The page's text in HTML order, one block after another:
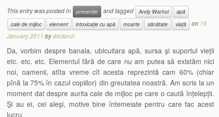
This entry was posted in prevenție and tagged Andy Warhol
apă
cale de mijloc
element intoxicație cu apă moarte sănătate viață on 19
January 2011 bydoctorul
Da, vorbim despre banala, ubicuitara apă, sursa şi suportul vieții
etc. etc. etc. Elementul fără de care nu am putea să existăm nici
noi, oamenii, atîta vreme cît acesta reprezintă cam 60% (chiar
pînă la 75% în cazul copiilor) din greutatea noastră. Am scris la un
moment dat despre aurita cale de mijloc pe care o caută înțelepții.
Şi au ei, cei aleşi, motive bine întemeiate pentru care fac acest
lucru.